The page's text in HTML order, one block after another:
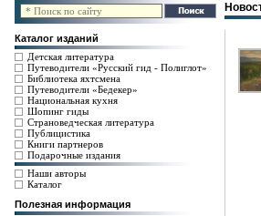
Каталог изданий
Детская литература
Путеводители «Русский гид - Полиглот»
Библиотека яхтсмена
Путеводители «Бедекер»
Национальная кухня
Шопинг гиды
Страноведческая литература
Публицистика
Книги партнеров
Подарочные издания
Наши авторы
Каталог
Полезная информация